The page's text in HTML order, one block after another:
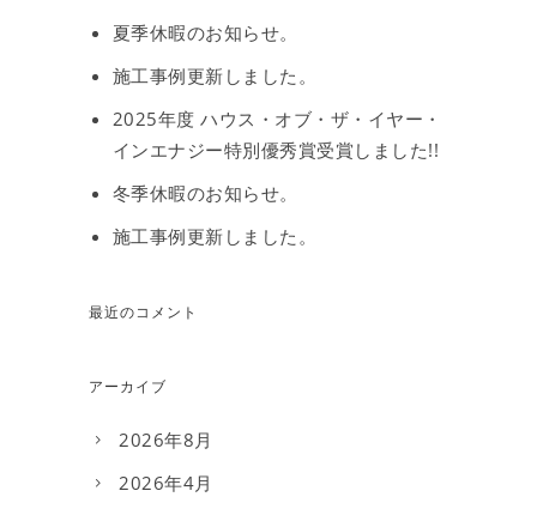
夏季休暇のお知らせ。
施工事例更新しました。
2025年度 ハウス・オブ・ザ・イヤー・
インエナジー特別優秀賞受賞しました!!
冬季休暇のお知らせ。
施工事例更新しました。
最近のコメント
アーカイブ
2026年8月
2026年4月